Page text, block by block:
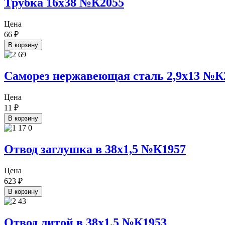
Трубка 16х38 №К2055
Цена
66 ₽
В корзину
Саморез нержавеющая сталь 2,9х13
Цена
11 ₽
В корзину
Отвод заглушка в 38х1,5 №К1957
Цена
623 ₽
В корзину
Отвод литой в 38х1,5 №К1953